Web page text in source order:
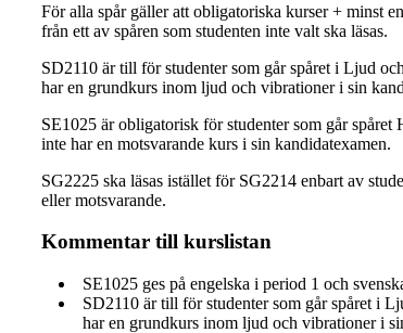
För alla spår gäller att obligatoriska kurser + minst
från ett av spåren som studenten inte valt ska läsas.
SD2110 är till för studenter som går spåret i Ljud
har en grundkurs inom ljud och vibrationer i sin
SE1025 är obligatorisk för studenter som går spåret
inte har en motsvarande kurs i sin kandidatexamen.
SG2225 ska läsas istället för SG2214 enbart av
eller motsvarande.
Kommentar till kurslistan
SE1025 ges på engelska i period 1 och
SD2110 är till för studenter som går spåret i
har en grundkurs inom ljud och vibrationer i